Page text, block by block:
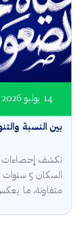
بين النسبة
14 يوليو 2026
السكان
متفاوتة، ما